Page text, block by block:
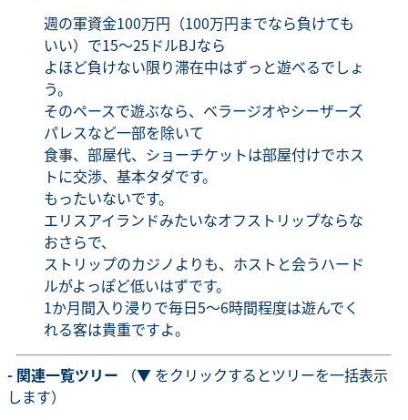
週の軍資金100万円（100万円までなら負けても
いい）で15～25ドルBJなら
よほど負けない限り滞在中はずっと遊べるでしょ
う。
そのペースで遊ぶなら、ベラージオやシーザーズ
パレスなど一部を除いて
食事、部屋代、ショーチケットは部屋付けでホス
トに交渉、基本タダです。
もったいないです。
エリスアイランドみたいなオフストリップならな
おさらで、
ストリップのカジノよりも、ホストと会うハード
ルがよっぽど低いはずです。
1か月間入り浸りで毎日5～6時間程度は遊んでく
れる客は貴重ですよ。
- 関連一覧ツリー （▼ をクリックするとツリーを一括表示
します）